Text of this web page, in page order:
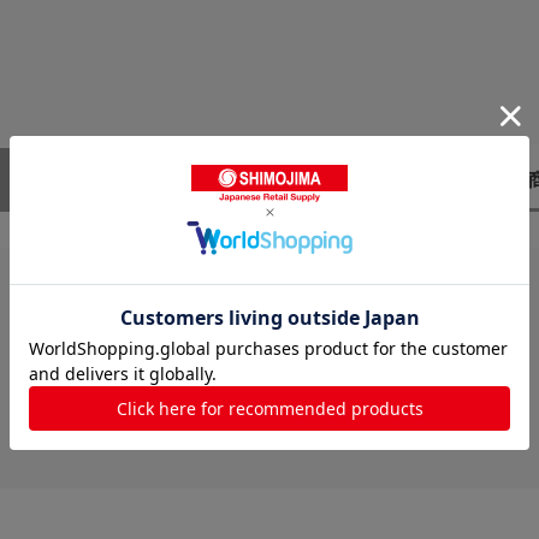
レビューはありません。